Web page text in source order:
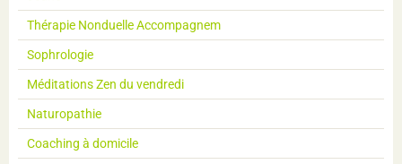
Thérapie Nonduelle Accompagnem
Sophrologie
Méditations Zen du vendredi
Naturopathie
Coaching à domicile